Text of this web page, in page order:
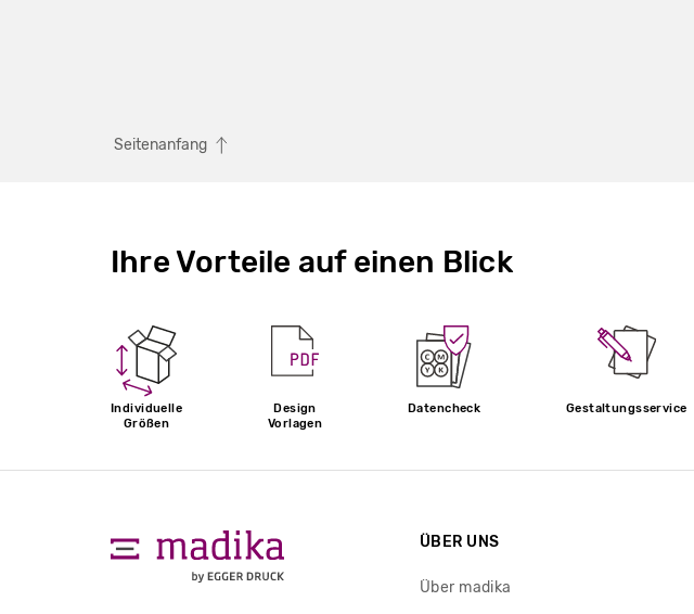
Seitenanfang
Ihre Vorteile auf einen Blick
Individuelle
Größen
Design
Vorlagen
Datencheck Gestaltungsservice
ÜBER UNS
Über madika